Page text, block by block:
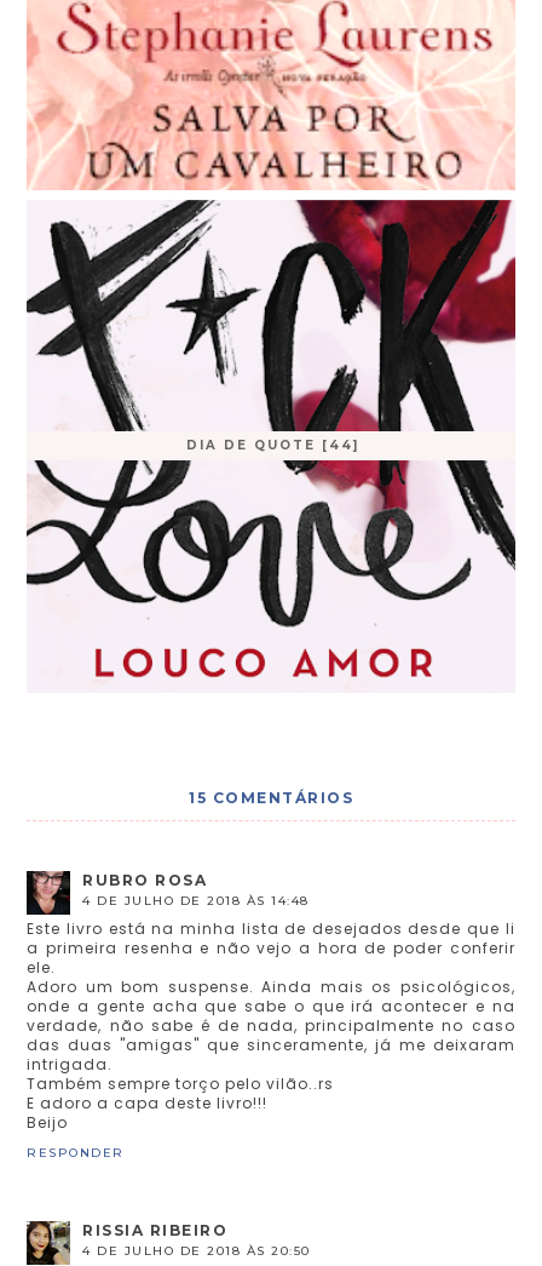
DIA DE QUOTE [44]
15 COMENTÁRIOS
RUBRO ROSA
4 DE JULHO DE 2018 ÀS 14:48
Este livro está na minha lista de desejados desde que li
a primeira resenha e não vejo a hora de poder conferir
ele.
Adoro um bom suspense. Ainda mais os psicológicos,
onde a gente acha que sabe o que irá acontecer e na
verdade, não sabe é de nada, principalmente no caso
das duas "amigas" que sinceramente, já me deixaram
intrigada.
Também sempre torço pelo vilão..rs
E adoro a capa deste livro!!!
Beijo
RESPONDER
RISSIA RIBEIRO
4 DE JULHO DE 2018 ÀS 20:50